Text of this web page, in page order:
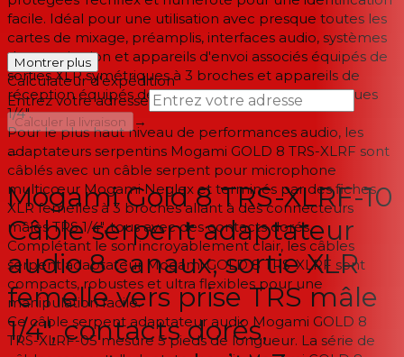
facile. Idéal pour une utilisation avec presque toutes les
cartes de mixage, préamplis, interfaces audio, systèmes
de sonorisation et appareils d'envoi associés équipés de
sorties XLR symétriques à 3 broches et appareils de
réception équipés de prises d'entrée TRS symétriques
1/4".
Pour le plus haut niveau de performances audio, les
adaptateurs serpentins Mogami GOLD 8 TRS-XLRF sont
câblés avec un câble serpent pour microphone
multicœur Mogami Neglex et terminés par des fiches
XLR femelles à 3 broches allant à des connecteurs
mâles TRS 1/4", tous avec des contacts dorés.
Complétant le son incroyablement clair, les câbles
serpent adaptateur Mogami GOLD 8 TRS-XLRF sont
compacts, robustes et ultra flexibles pour une
manipulation facile.
Ce câble serpent adaptateur audio Mogami GOLD 8
TRS-XLRF-05 mesure 5 pieds de longueur. La série de
Montrer plus
Calculateur d'expédition
Entrez votre adresse
Calculer la livraison
→
--
Mogami Gold 8 TRS-XLRF-10
Câble serpent adaptateur
audio 8 canaux, sortie XLR
femelle vers prise TRS mâle
1/4", contacts dorés,